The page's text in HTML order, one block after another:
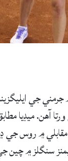
جرمني جي
آهن. ميڊيا
۾ روس جي
سنگلز ۾ چين